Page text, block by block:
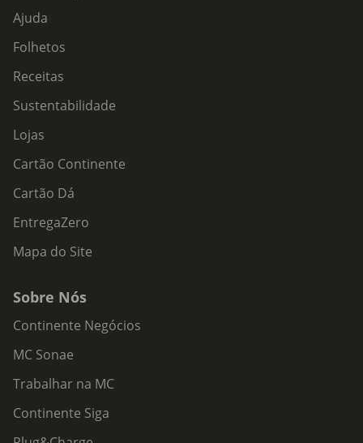
Ajuda
Folhetos
Receitas
Sustentabilidade
Lojas
Cartão Continente
Cartão Dá
EntregaZero
Mapa do Site
Sobre Nós
Continente Negócios
MC Sonae
Trabalhar na MC
Continente Siga